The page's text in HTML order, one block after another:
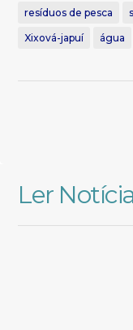
resíduos de pesca
Xixová-japuí água
Ler